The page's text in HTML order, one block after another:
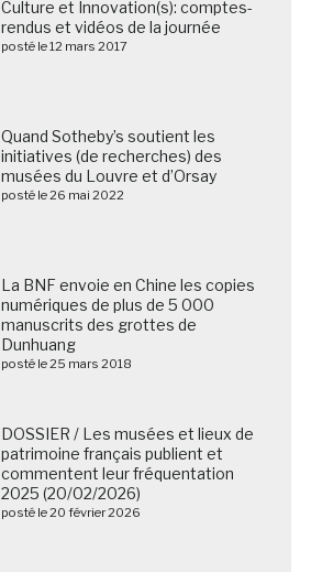
Culture et Innovation(s): comptes-
rendus et vidéos de la journée
posté le 12 mars 2017
Quand Sotheby’s soutient les
initiatives (de recherches) des
musées du Louvre et d’Orsay
posté le 26 mai 2022
La BNF envoie en Chine les copies
numériques de plus de 5 000
manuscrits des grottes de
Dunhuang
posté le 25 mars 2018
DOSSIER / Les musées et lieux de
patrimoine français publient et
commentent leur fréquentation
2025 (20/02/2026)
posté le 20 février 2026